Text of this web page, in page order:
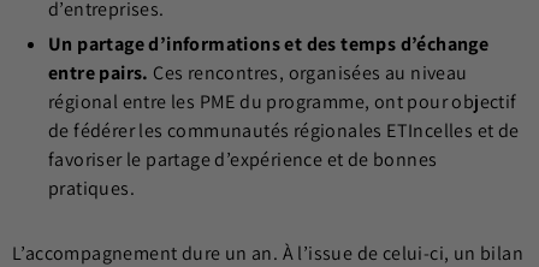
d’entreprises.
Un partage d’informationset des temps d’échange
entre pairs. Ces rencontres, organisées au niveau
régional entre les PME du programme, ont pour objectif
de fédérer les communautés régionales ETIncelles et de
favoriser le partage d’expérience et de bonnes
pratiques.
L’accompagnement dure un an. À l’issue de celui-ci, un bilan